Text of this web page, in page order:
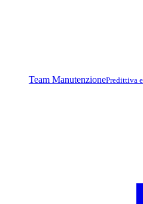
Team ManutenzionePredittiva